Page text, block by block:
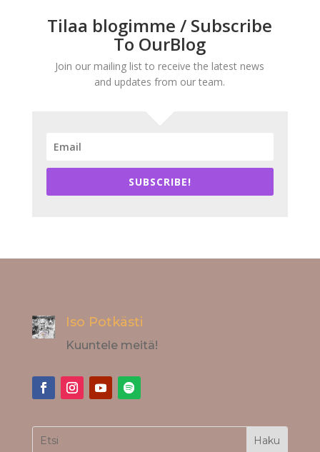
Tilaa blogimme / Subscribe
To OurBlog
Join our mailing list to receive the latest news
and updates from our team.
SUBSCRIBE!
Iso Potkästi
Kuuntele meitä!